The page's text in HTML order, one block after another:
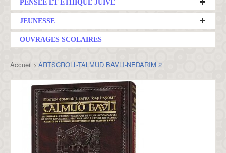
PENSÉE ET ETHIQUE JUIVE
JEUNESSE
OUVRAGES SCOLAIRES
Accueil > ARTSCROLL-TALMUD BAVLI-NEDARIM 2